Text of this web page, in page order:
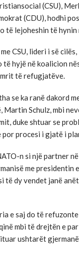
(CSU),
(CDU), hodhi
të lejoheshin të hynin
CSU, lideri i së
të hyjë në koalicion
të refugjatëve.
se ka ranë dakord
Martin Schulz, mbi
duke shtuar se
por procesi i gjatë i
n si një partner
me presidentin
të dy vendet janë
e saj do të
mbi të drejtën e
ushtarët